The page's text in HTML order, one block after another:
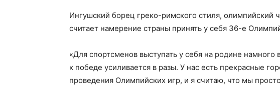
Ингушский борец греко-римского стиля, олимпийский
считает намерение страны принять у себя 36-е
«Для спортсменов выступать у себя на родине намного
к победе усиливается в разы. У нас есть прекрасные
проведения Олимпийских игр, и я считаю, что мы